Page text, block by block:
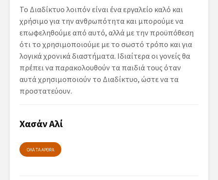
Το Διαδίκτυο λοιπόν είναι ένα εργαλείο καλό και
χρήσιμο για την ανθρωπότητα και μπορούμε να
επωφεληθούμε από αυτό, αλλά με την προϋπόθεση
ότι το χρησιμοποιούμε με το σωστό τρόπο και για
λογικά χρονικά διαστήματα. Ιδιαίτερα οι γονείς θα
πρέπει να παρακολουθούν τα παιδιά τους όταν
αυτά χρησιμοποιούν το Διαδίκτυο, ώστε να τα
προστατεύουν.
Χασάν Αλί
ΟΛΑ ΤΑ ΑΡΘΡΑ